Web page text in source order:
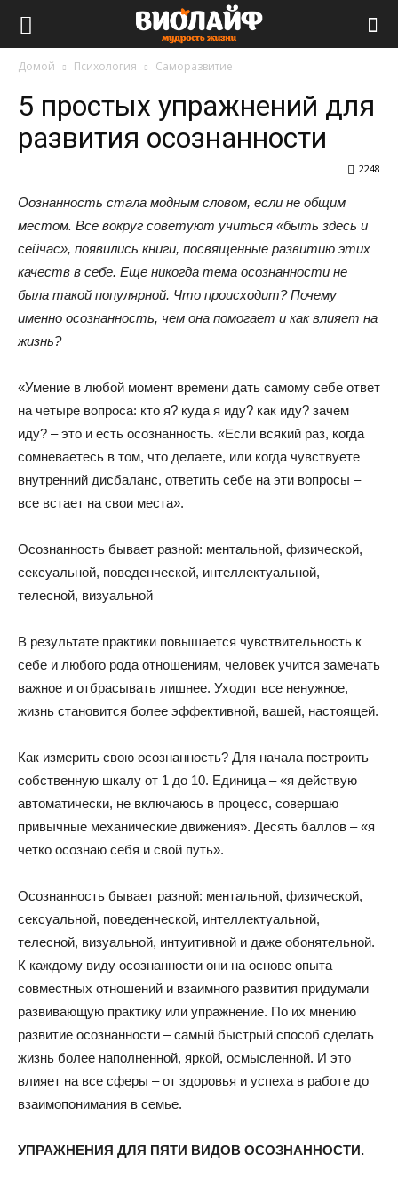
Домой Психология Саморазвитие
5 простых упражнений для
развития осознанности
2248
Оознанность стала модным словом, если не общим
местом. Все вокруг советуют учиться «быть здесь и
сейчас», появились книги, посвященные развитию этих
качеств в себе. Еще никогда тема осознанности не
была такой популярной. Что происходит? Почему
именно осознанность, чем она помогает и как влияет на
жизнь?
«Умение в любой момент времени дать самому себе ответ
на четыре вопроса: кто я? куда я иду? как иду? зачем
иду? – это и есть осознанность. «Если всякий раз, когда
сомневаетесь в том, что делаете, или когда чувствуете
внутренний дисбаланс, ответить себе на эти вопросы –
все встает на свои места».
Осознанность бывает разной: ментальной, физической,
сексуальной, поведенческой, интеллектуальной,
телесной, визуальной
В результате практики повышается чувствительность к
себе и любого рода отношениям, человек учится замечать
важное и отбрасывать лишнее. Уходит все ненужное,
жизнь становится более эффективной, вашей, настоящей.
Как измерить свою осознанность? Для начала построить
собственную шкалу от 1 до 10. Единица – «я действую
автоматически, не включаюсь в процесс, совершаю
привычные механические движения». Десять баллов – «я
четко осознаю себя и свой путь».
Осознанность бывает разной: ментальной, физической,
сексуальной, поведенческой, интеллектуальной,
телесной, визуальной, интуитивной и даже обонятельной.
К каждому виду осознанности они на основе опыта
совместных отношений и взаимного развития придумали
развивающую практику или упражнение. По их мнению
развитие осознанности – самый быстрый способ сделать
жизнь более наполненной, яркой, осмысленной. И это
влияет на все сферы – от здоровья и успеха в работе до
взаимопонимания в семье.
УПРАЖНЕНИЯ ДЛЯ ПЯТИ ВИДОВ ОСОЗНАННОСТИ.